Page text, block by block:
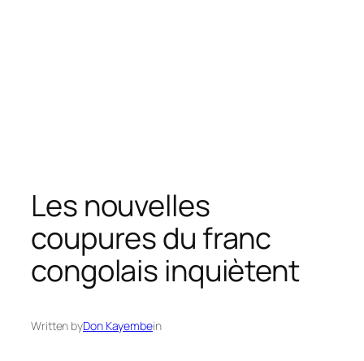
Les nouvelles
coupures du franc
congolais inquiètent
Written byDon Kayembein